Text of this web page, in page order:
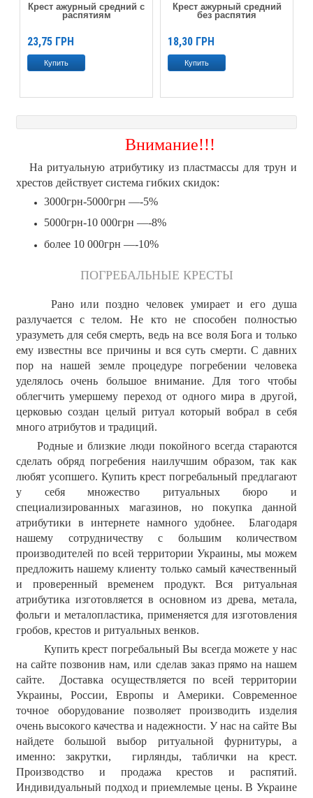
Крест ажурный средний с
распятиям
23,75 ГРН
Крест ажурный средний
без распятия
18,30 ГРН
Внимание!!!
На ритуальную атрибутику из пластмассы для трун и
хрестов действует система гибких скидок:
3000грн-5000грн —-5%
5000грн-10 000грн —-8%
более 10 000грн —-10%
ПОГРЕБАЛЬНЫЕ КРЕСТЫ
Рано или поздно человек умирает и его душа
разлучается с телом. Не кто не способен полностью
уразуметь для себя смерть, ведь на все воля Бога и только
ему известны все причины и вся суть смерти. С давних
пор на нашей земле процедуре погребении человека
уделялось очень большое внимание. Для того чтобы
облегчить умершему переход от одного мира в другой,
церковью создан целый ритуал который вобрал в себя
много атрибутов и традиций.
Родные и близкие люди покойного всегда стараются
сделать обряд погребения наилучшим образом, так как
любят усопшего. Купить крест погребальный предлагают
у себя множество ритуальных бюро и
специализированных магазинов, но покупка данной
атрибутики в интернете намного удобнее. Благодаря
нашему сотрудничеству с большим количеством
производителей по всей территории Украины, мы можем
предложить нашему клиенту только самый качественный
и проверенный временем продукт. Вся ритуальная
атрибутика изготовляется в основном из древа, метала,
фольги и металопластика, применяется для изготовления
гробов, крестов и ритуальных венков.
Купить крест погребальный Вы всегда можете у нас
на сайте позвонив нам, или сделав заказ прямо на нашем
сайте. Доставка осуществляется по всей территории
Украины, России, Европы и Америки. Современное
точное оборудование позволяет производить изделия
очень высокого качества и надежности. У нас на сайте Вы
найдете большой выбор ритуальной фурнитуры, а
именно: закрутки, гирлянды, таблички на крест.
Производство и продажа крестов и распятий.
Индивидуальный подход и приемлемые цены. В Украине